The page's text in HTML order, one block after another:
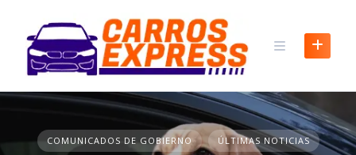
COMUNICADOS DE GOBIERNO ÚLTIMAS NOTICIAS